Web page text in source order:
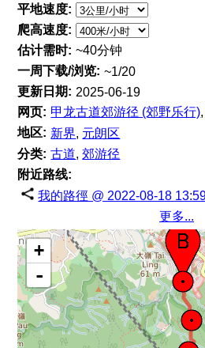
平地速度:
爬高速度:
估计需时: ~40分钟
一周下载/浏览: ~1/20
更新日期: 2025-06-19
网页: 甲龙古道郊游径 (郊野乐行),
地区: 新界, 元朗区
分类: 古道,郊游径
附近路线:
我的路徑 @ 2022-08-18
更多...
+
-